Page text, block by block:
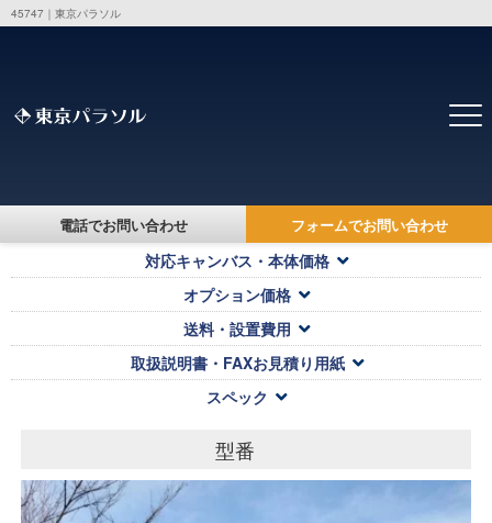
45747｜東京パラソル
電話でお問い合わせ フォームでお問い合わせ
45747
対応キャンバス・本体価格
オプション価格
送料・設置費用
取扱説明書・FAXお見積り用紙
スペック
型番